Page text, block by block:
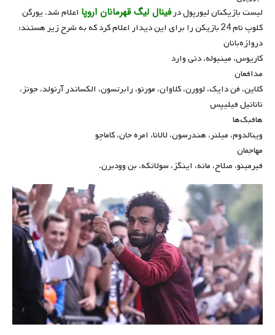
لیست بازیکنان لیورپول درفینال لیگ قهرمانان اروپا اعلام شد. یورگن
کلوپ نام 24 بازیکن را برای این دیدار اعلام کرد که به شرح زیر هستند:
دروازه‌بانان
کاریوس، مینیوله، دنی وارد
مدافعان
کلاین، فن دایک، لوورن، کلاوان، مورنو، رابرتسون، الکساندر آرنولد، جونز،
ناتانیل فیلیپس
هافبک‌ها
وینالدوم، میلنر، هندرسون، لالانا، امره جان، کاماچو
مهاجمان
فیرمینو، صلاح، مانه، اینگز، سولانکه، بن وودبرن.